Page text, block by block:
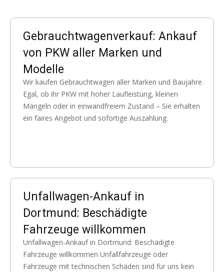
Gebrauchtwagenverkauf: Ankauf
von PKW aller Marken und
Modelle
Wir kaufen Gebrauchtwagen aller Marken und Baujahre.
Egal, ob ihr PKW mit hoher Laufleistung, kleinen
Mängeln oder in einwandfreiem Zustand – Sie erhalten
ein faires Angebot und sofortige Auszahlung.
Unfallwagen-Ankauf in
Dortmund: Beschädigte
Fahrzeuge willkommen
Unfallwagen-Ankauf in Dortmund: Beschädigte
Fahrzeuge willkommen Unfallfahrzeuge oder
Fahrzeuge mit technischen Schäden sind für uns kein